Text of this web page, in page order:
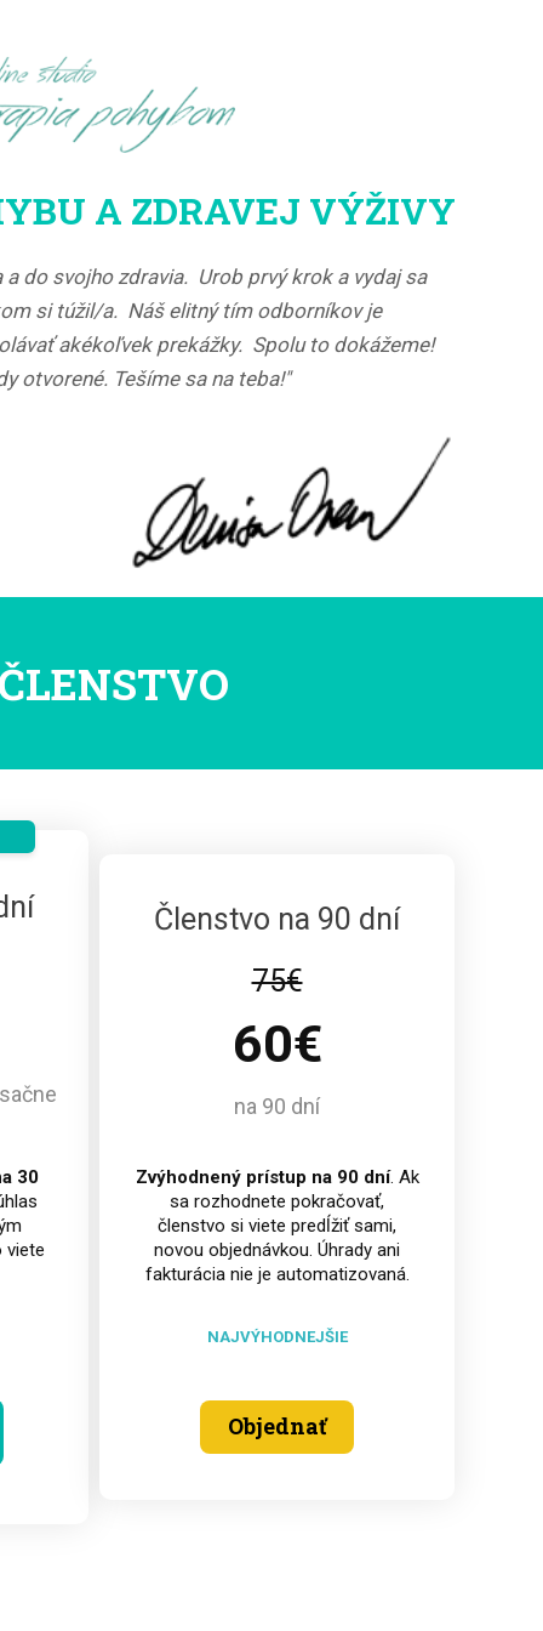
A ZDRAVEJ VÝŽIVY
do svojho zdravia. Urob prvý krok a vydaj sa
si túžil/a. Náš elitný tím odborníkov je
akékoľvek prekážky. Spolu to dokážeme!
otvorené. Tešíme sa na teba!"
30
viete
Členstvo na 90 dní
75€
60€
na 90 dní
Zvýhodnený prístup na 90 dní. Ak
sa rozhodnete pokračovať,
členstvo si viete predĺžiť sami,
novou objednávkou. Úhrady ani
fakturácia nie je automatizovaná.
NAJVÝHODNEJŠIE
Objednať